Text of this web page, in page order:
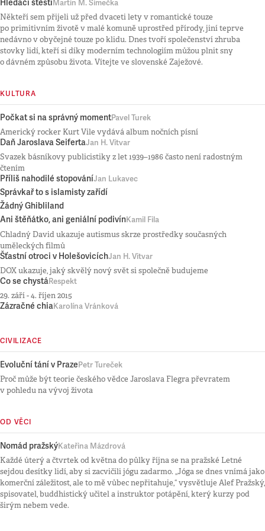
Hledači štěstíMartin M. Šimečka
Někteří sem přijeli už před dvaceti lety v romantické touze
po primitivním životě v malé komuně uprostřed přírody, jiní teprve
nedávno v obyčejné touze po klidu. Dnes tvoří společenství zhruba
stovky lidí, kteří si díky moderním technologiím můžou plnit sny
o dávném způsobu života. Vítejte ve slovenské Zaježové.
KULTURA
Počkat si na správný momentPavel Turek
Americký rocker Kurt Vile vydává album nočních písní
Daň Jaroslava SeifertaJan H. Vitvar
Svazek básníkovy publicistiky z let 1939–1986 často není radostným
čtením
Příliš nahodilé stopováníJan Lukavec
Správkař to s islamisty zařídí
Žádný Ghibliland
Ani štěňátko, ani geniální podivínKamil Fila
Chladný David ukazuje autismus skrze prostředky současných
uměleckých filmů
Šťastní otroci v HolešovicíchJan H. Vitvar
DOX ukazuje, jaký skvělý nový svět si společně budujeme
Co se chystáRespekt
29. září - 4. říjen 2015
Zázračné chiaKarolína Vránková
CIVILIZACE
Evoluční tání v PrazePetr Tureček
Proč může být teorie českého vědce Jaroslava Flegra převratem
v pohledu na vývoj života
OD VĚCI
Nomád pražskýKateřina Mázdrová
Každé úterý a čtvrtek od května do půlky října se na pražské Letné
sejdou desítky lidí, aby si zacvičili jógu zadarmo. „Jóga se dnes vnímá jako
komerční záležitost, ale to mě vůbec nepřitahuje,“ vysvětluje Alef Pražský,
spisovatel, buddhistický učitel a instruktor potápění, který kurzy pod
širým nebem vede.